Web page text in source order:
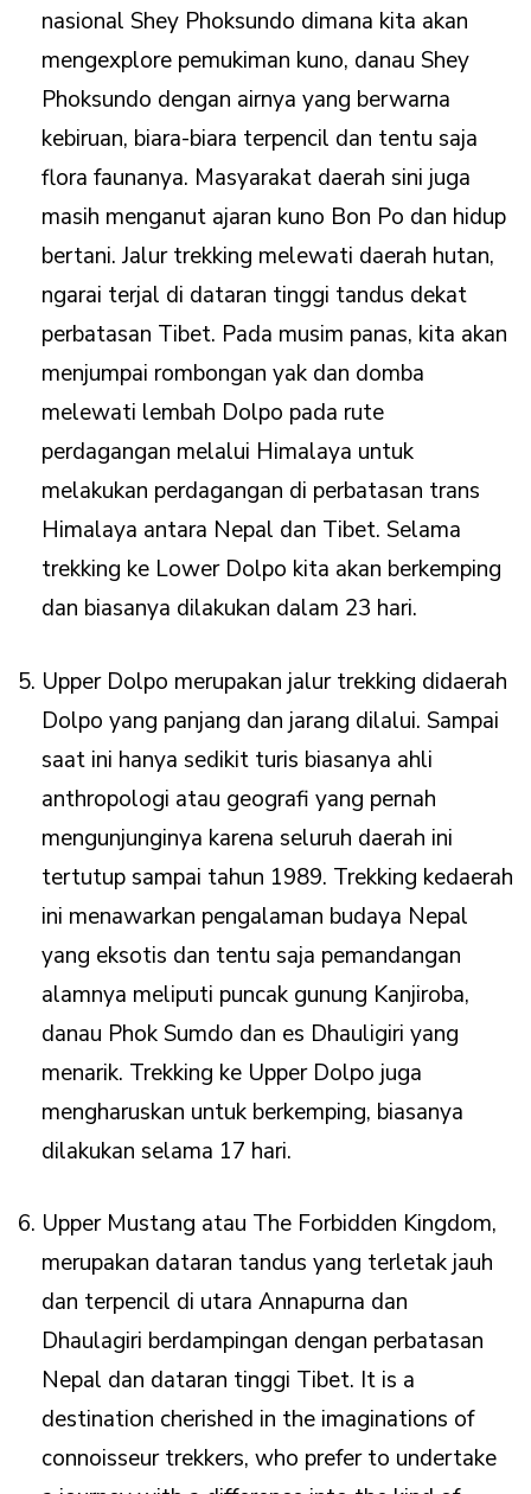
nasional Shey Phoksundo dimana kita akan
mengexplore pemukiman kuno, danau Shey
Phoksundo dengan airnya yang berwarna
kebiruan, biara-biara terpencil dan tentu saja
flora faunanya. Masyarakat daerah sini juga
masih menganut ajaran kuno Bon Po dan hidup
bertani. Jalur trekking melewati daerah hutan,
ngarai terjal di dataran tinggi tandus dekat
perbatasan Tibet. Pada musim panas, kita akan
menjumpai rombongan yak dan domba
melewati lembah Dolpo pada rute
perdagangan melalui Himalaya untuk
melakukan perdagangan di perbatasan trans
Himalaya antara Nepal dan Tibet. Selama
trekking ke Lower Dolpo kita akan berkemping
dan biasanya dilakukan dalam 23 hari.
Upper Dolpo merupakan jalur trekking didaerah
Dolpo yang panjang dan jarang dilalui. Sampai
saat ini hanya sedikit turis biasanya ahli
anthropologi atau geografi yang pernah
mengunjunginya karena seluruh daerah ini
tertutup sampai tahun 1989. Trekking kedaerah
ini menawarkan pengalaman budaya Nepal
yang eksotis dan tentu saja pemandangan
alamnya meliputi puncak gunung Kanjiroba,
danau Phok Sumdo dan es Dhauligiri yang
menarik. Trekking ke Upper Dolpo juga
mengharuskan untuk berkemping, biasanya
dilakukan selama 17 hari.
Upper Mustang atau The Forbidden Kingdom,
merupakan dataran tandus yang terletak jauh
dan terpencil di utara Annapurna dan
Dhaulagiri berdampingan dengan perbatasan
Nepal dan dataran tinggi Tibet. It is a
destination cherished in the imaginations of
connoisseur trekkers, who prefer to undertake